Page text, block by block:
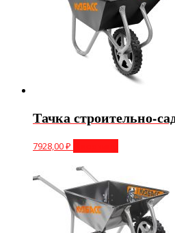
Тачка строительно-
7928,00₽